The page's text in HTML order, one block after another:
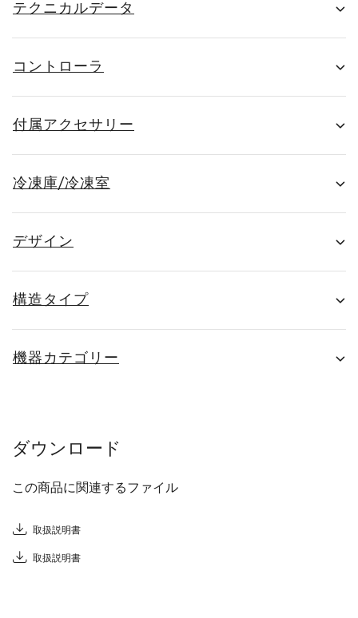
テクニカルデータ
コントローラ
付属アクセサリー
冷凍庫/冷凍室
デザイン
構造タイプ
機器カテゴリー
ダウンロード
この商品に関連するファイル
取扱説明書
取扱説明書